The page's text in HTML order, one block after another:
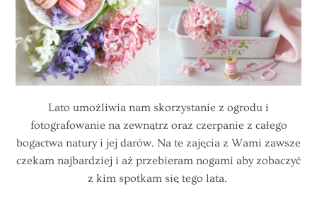
Lato umożliwia nam skorzystanie z ogrodu i
fotografowanie na zewnątrz oraz czerpanie z całego
bogactwa natury i jej darów. Na te zajęcia z Wami zawsze
czekam najbardziej i aż przebieram nogami aby zobaczyć
z kim spotkam się tego lata.